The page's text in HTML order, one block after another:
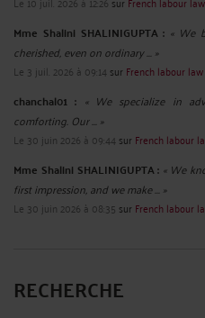
Mme Shalini SHALINIGUPTA : « We
cherished, even on ordinary ... »
Le 3 juil. 2026 à 09:14 sur French labour law
chanchal01 : « We specialize in
comforting. Our ... »
Le 30 juin 2026 à 09:44 sur French labour
Mme Shalini SHALINIGUPTA : « We
first impression, and we make ... »
Le 30 juin 2026 à 08:35 sur French labour
RECHERCHE